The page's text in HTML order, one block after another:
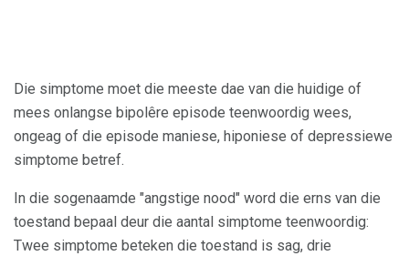
Die simptome moet die meeste dae van die huidige of
mees onlangse bipolêre episode teenwoordig wees,
ongeag of die episode maniese, hiponiese of depressiewe
simptome betref.
In die sogenaamde "angstige nood" word die erns van die
toestand bepaal deur die aantal simptome teenwoordig:
Twee simptome beteken die toestand is sag, drie